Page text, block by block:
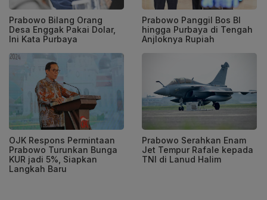
Prabowo Bilang Orang
Desa Enggak Pakai Dolar,
Ini Kata Purbaya
Prabowo Panggil Bos BI
hingga Purbaya di Tengah
Anjloknya Rupiah
OJK Respons Permintaan
Prabowo Turunkan Bunga
KUR jadi 5%, Siapkan
Langkah Baru
Prabowo Serahkan Enam
Jet Tempur Rafale kepada
TNI di Lanud Halim